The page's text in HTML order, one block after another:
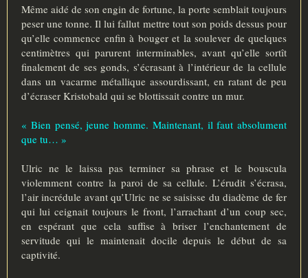
Même aidé de son engin de fortune, la porte semblait toujours
peser une tonne. Il lui fallut mettre tout son poids dessus pour
qu’elle commence enfin à bouger et la soulever de quelques
centimètres qui parurent interminables, avant qu’elle sortît
finalement de ses gonds, s’écrasant à l’intérieur de la cellule
dans un vacarme métallique assourdissant, en ratant de peu
d’écraser Kristobald qui se blottissait contre un mur.
« Bien pensé, jeune homme. Maintenant, il faut absolument
que tu… »
Ulric ne le laissa pas terminer sa phrase et le bouscula
violemment contre la paroi de sa cellule. L’érudit s’écrasa,
l’air incrédule avant qu’Ulric ne se saisisse du diadème de fer
qui lui ceignait toujours le front, l’arrachant d’un coup sec,
en espérant que cela suffise à briser l’enchantement de
servitude qui le maintenait docile depuis le début de sa
captivité.